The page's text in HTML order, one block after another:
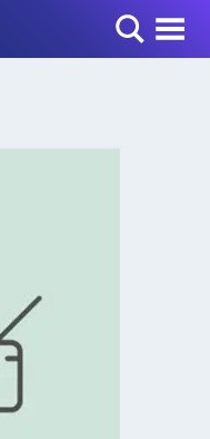
Toggle Menu